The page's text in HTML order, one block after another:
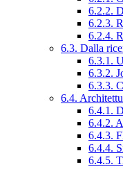
6.2.2.
6.2.3.
6.2.4.
6.3. Dalla
6.3.1.
6.3.2.
6.3.3.
6.4.
6.4.1.
6.4.2.
6.4.3.
6.4.4.
6.4.5.